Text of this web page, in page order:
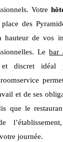
Votre
des
de vos
Le bar
discret idéal
et de ses
que le
journée.